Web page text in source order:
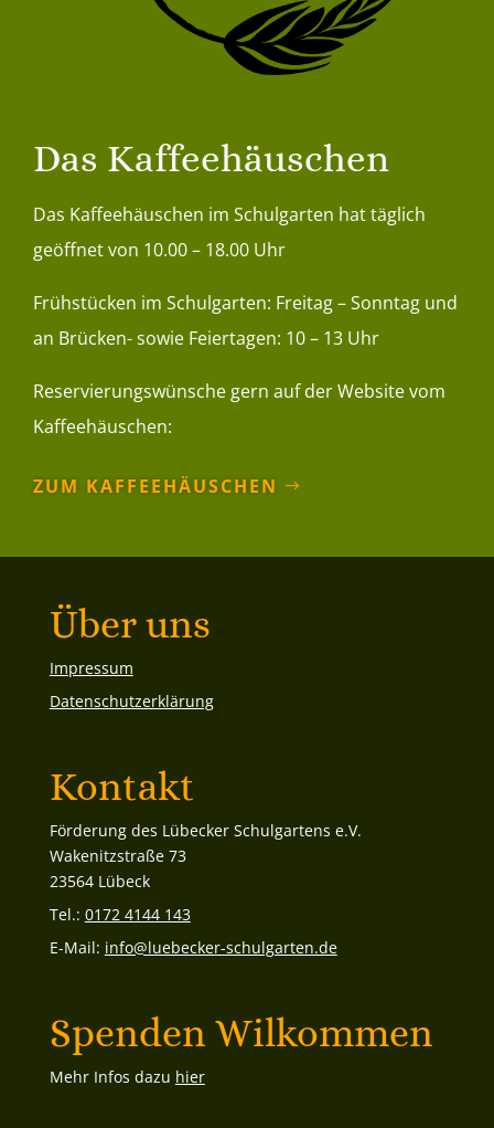
Das Kaffeehäuschen
Das Kaffeehäuschen im Schulgarten hat täglich
geöffnet von 10.00 – 18.00 Uhr
Frühstücken im Schulgarten: Freitag – Sonntag und
an Brücken- sowie Feiertagen: 10 – 13 Uhr
Reservierungswünsche gern auf der Website vom
Kaffeehäuschen:
ZUM KAFFEEHÄUSCHEN
Über uns
Impressum
Datenschutzerklärung
Kontakt
Förderung des Lübecker Schulgartens e.V.
Wakenitzstraße 73
23564 Lübeck
Tel.: 0172 4144 143
E-Mail: info@luebecker-schulgarten.de
Spenden Wilkommen
Mehr Infos dazu hier